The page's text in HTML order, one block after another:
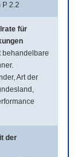
P 2.2
für
behandelbare
Art der
der